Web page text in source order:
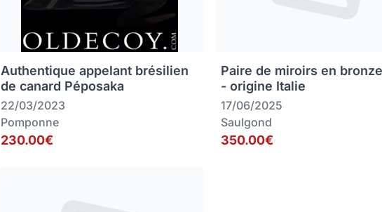
Authentique appelant brésilien
de canard Péposaka
22/03/2023
Pomponne
230.00€
Paire de miroirs en
- origine Italie
17/06/2025
Saulgond
350.00€